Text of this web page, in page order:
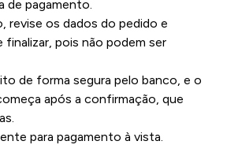
de pagamento.
revise os dados do pedido e
pois não podem ser
de forma segura pelo banco, e o
após a confirmação, que
para pagamento à vista.